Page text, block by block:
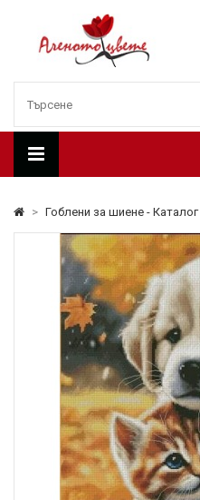
> Гоблени за шиене - Каталог